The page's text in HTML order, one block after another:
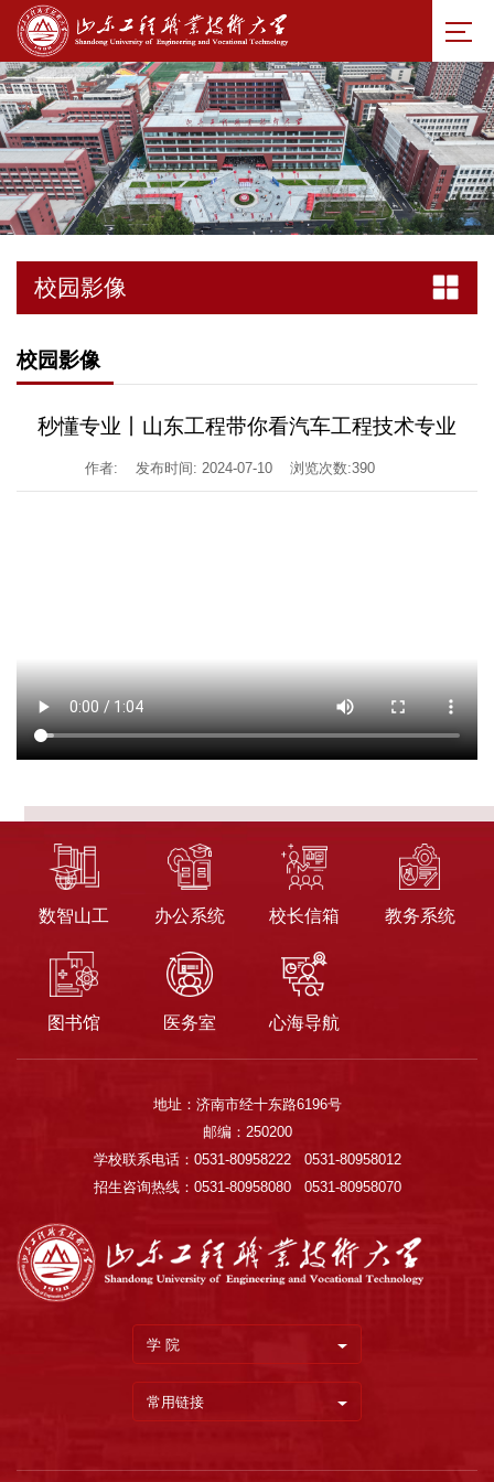
校园影像
校园影像
秒懂专业丨山东工程带你看汽车工程技术专业
作者: 发布时间: 2024-07-10 浏览次数:390
数智山工 办公系统 校长信箱 教务系统
图书馆 医务室 心海导航
地址：济南市经十东路6196号
邮编：250200
学校联系电话：0531-80958222 0531-80958012
招生咨询热线：0531-80958080 0531-80958070
学 院
常用链接